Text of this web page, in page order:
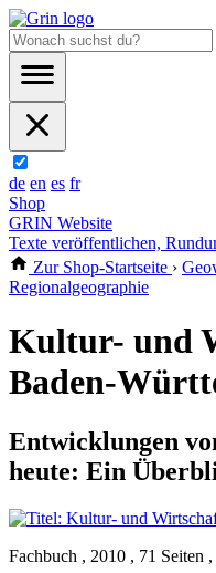
de en es fr
Shop
GRIN Website
Texte veröffentlichen,
Zur Shop-Startseite ›
Regionalgeographie
Kultur- und
Baden-
Entwicklungen
heute: Ein
Fachbuch , 2010 , 71 Seiten